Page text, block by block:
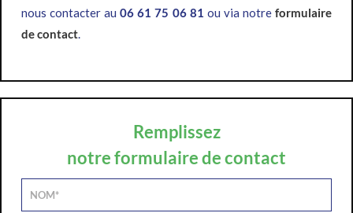
nous contacter au06 61 75 06 81 ou via notreformulaire
de contact.
Remplissez
notre formulaire de contact